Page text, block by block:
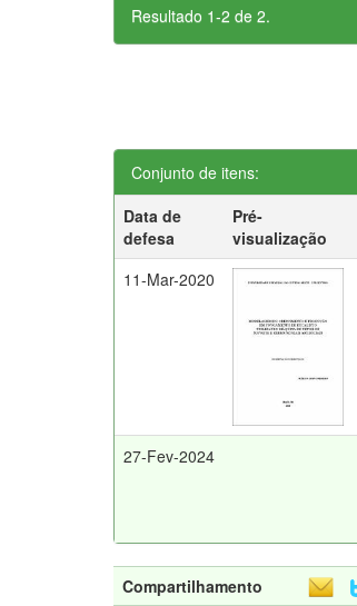
Resultado 1-2 de 2.
Conjunto de itens:
Data de
defesa
Pré-
visualização
11-Mar-2020
27-Fev-2024
Compartilhamento